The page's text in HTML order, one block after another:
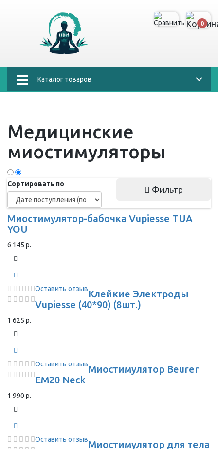
0
Каталог товаров
Медицинские
миостимуляторы
Сортировать по
Фильтр
Миостимулятор-бабочка Vupiesse TUA
YOU
6 145 р.
Оставить отзывКлейкие Электроды
Vupiesse (40*90) (8шт.)
1 625 р.
Оставить отзывМиостимулятор Beurer
EM20 Neck
1 990 р.
Оставить отзывМиостимулятор для тела